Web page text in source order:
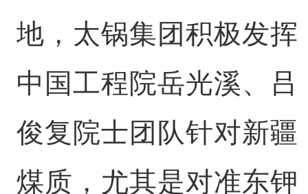
地，太锅集团积极发挥
中国工程院岳光溪、吕
俊复院士团队针对新疆
煤质，尤其是对准东钾